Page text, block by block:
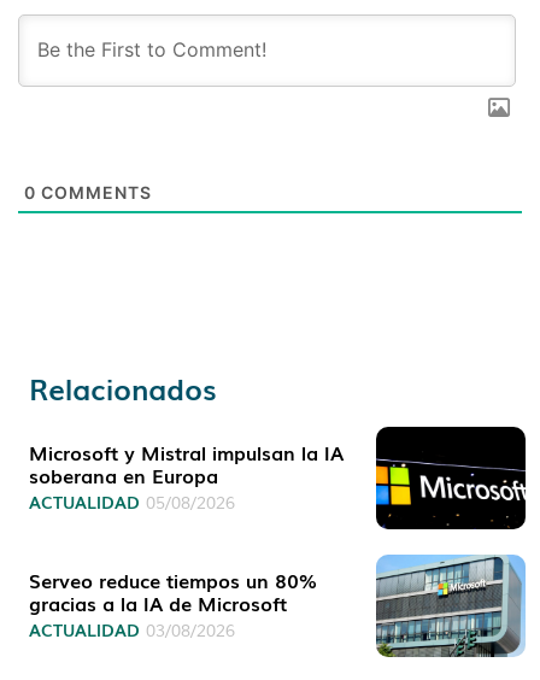
0 COMMENTS
Relacionados
Microsoft y Mistral impulsan la IA
soberana en Europa
ACTUALIDAD 05/08/2026
Serveo reduce tiempos un 80%
gracias a la IA de Microsoft
ACTUALIDAD 03/08/2026